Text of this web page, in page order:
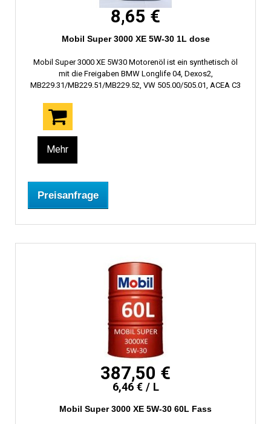
8,65 €
Mobil Super 3000 XE 5W-30 1L dose
Mobil Super 3000 XE 5W30 Motorenöl ist ein synthetisch öl
mit die Freigaben BMW Longlife 04, Dexos2,
MB229.31/MB229.51/MB229.52, VW 505.00/505.01, ACEA C3
Mehr
Preisanfrage
387,50 €
6,46 € / L
Mobil Super 3000 XE 5W-30 60L Fass